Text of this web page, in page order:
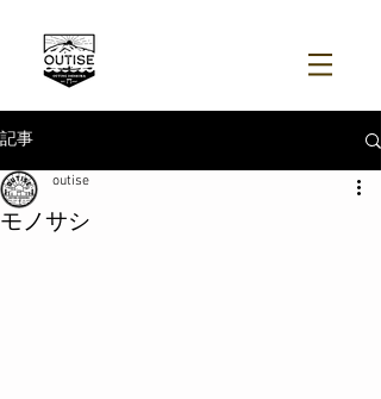
記事
モノサシ
outise